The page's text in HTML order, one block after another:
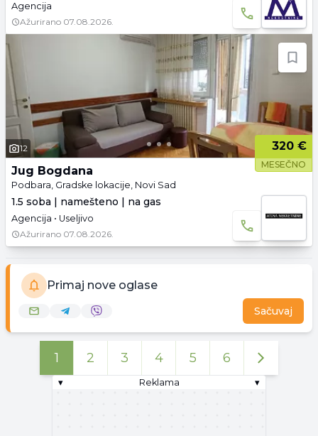
Agencija
Ažurirano 07.08.2026.
12 320 €
MESEČNO
Jug Bogdana
Podbara, Gradske lokacije, Novi Sad
1.5 soba | namešteno | na gas
Agencija • Useljivo
Ažurirano 07.08.2026.
Primaj nove oglase
Sačuvaj
1 2 3 4 5 6
▾ Reklama ▾